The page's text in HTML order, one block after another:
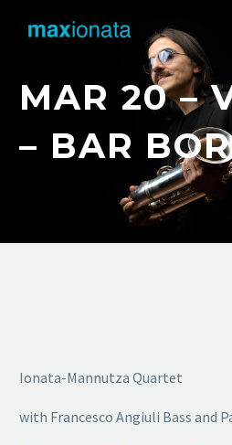
MAR 20 –
– BAR
Ionata-Mannutza Quartet
with Francesco Angiuli Bass and